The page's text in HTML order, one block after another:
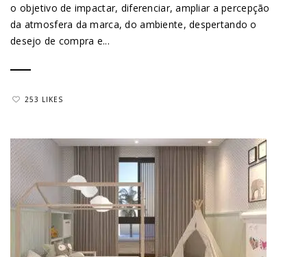
o objetivo de impactar, diferenciar, ampliar a percepção
da atmosfera da marca, do ambiente, despertando o
desejo de compra e...
253 LIKES